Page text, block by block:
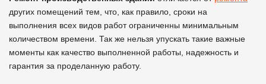
других помещений тем, что, как правило, сроки на
выполнения всех видов работ ограниченны минимальным
количеством времени. Так же нельзя упускать такие важные
моменты как качество выполненной работы, надежность и
гарантия за проделанную работу.